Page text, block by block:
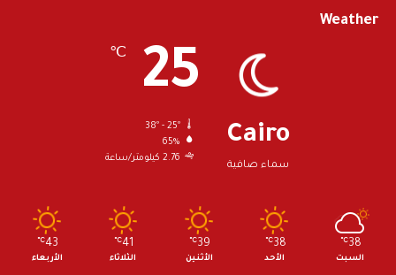
Weather
Cairo
سماء صافية
25
℃
38º - 25º
65%
2.76 كيلومتر/ساعة
38
℃
السبت
38
℃
الأحد
39
℃
الأثنين
41
℃
الثلاثاء
43
℃
الأربعاء